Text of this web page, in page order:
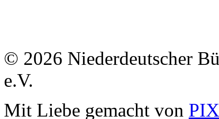
© 2026 Niederdeutscher
e.V.
Mit Liebe gemacht von